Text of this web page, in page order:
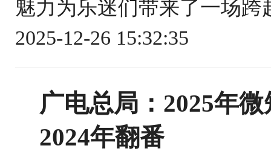
魅力为乐迷们带来了一场
2025-12-26 15:32:35
广电总局：2025年
2024年翻番